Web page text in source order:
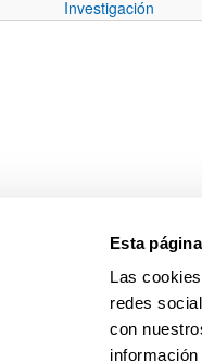
Esta
Las
redes
con
Investigación